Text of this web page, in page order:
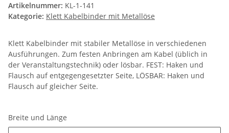
Artikelnummer: KL-1-141
Kategorie: Klett Kabelbinder mit Metallöse
Klett Kabelbinder mit stabiler Metallöse in verschiedenen
Ausführungen. Zum festen Anbringen am Kabel (üblich in
der Veranstaltungstechnik) oder lösbar. FEST: Haken und
Flausch auf entgegengesetzter Seite, LÖSBAR: Haken und
Flausch auf gleicher Seite.
Breite und Länge